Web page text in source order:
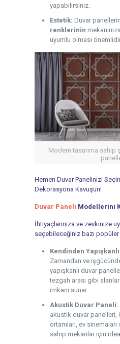
yapabilirsiniz.
Estetik: Duvar
renklerinin
uyumlu olması
Modern tasarıma sahip
Hemen Duvar Panelinizi
Dekorasyona Kavuşun!
Duvar Paneli Modellerini
İhtiyaçlarınıza ve zevkinize
seçebileceğiniz bazı
Kendinden
Zamandan ve
yapışkanlı duvar
tezgah arası gibi
imkanı sunar.
Akustik Duvar Paneli:
akustik duvar panelleri,
ortamları, ev
sahip mekanlar için